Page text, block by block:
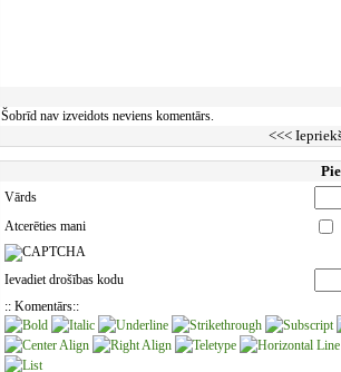
Šobrīd nav izveidots neviens komentārs.
<<<
Vārds
Atcerēties mani
Ievadiet drošības kodu
:: Komentārs::